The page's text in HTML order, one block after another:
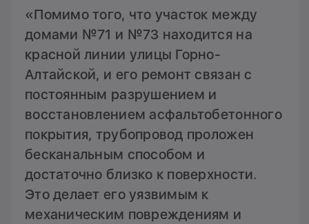
«Помимо того, что участок между
домами №71 и №73 находится на
красной линии улицы Горно-
Алтайской, и его ремонт связан с
постоянным разрушением и
восстановлением асфальтобетонного
покрытия, трубопровод проложен
бесканальным способом и
достаточно близко к поверхности.
Это делает его уязвимым к
механическим повреждениям и